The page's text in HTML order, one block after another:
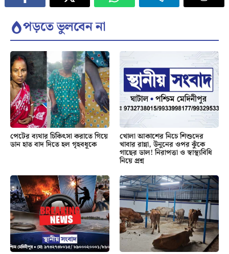
পড়তে ভুলবেন না
পেটের ব্যথার চিকিৎসা করাতে গিয়ে
ডান হাত বাদ দিতে হল গৃহবধূকে
খোলা আকাশের নিচে শিশুদের
খাবার রান্না, উনুনের ওপর ঝুঁকে
গাছের ডাল! নিরাপত্তা ও স্বাস্থ্যবিধি
নিয়ে প্রশ্ন